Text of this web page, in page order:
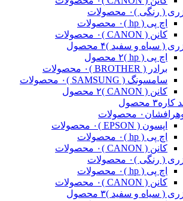
( رنگی )۰ محصولات
اچ پی ( hp )
۰ محصولات
کانن ( CANON )
۰ محصولات
( سیاه و سفید )۴ محصول
اچ پی ( hp )
۲ محصول
برادر ( BROTHER )
۰ محصولات
سامسونگ ( SAMSUNG )
۰ محصولات
کانن ( CANON )
۲ محصول
کاره۳ محصول
۰ محصولات
اپسون ( EPSON )
۰ محصولات
اچ پی ( hp )
۰ محصولات
کانن ( CANON )
۰ محصولات
( رنگی )۰ محصولات
اچ پی ( hp )
۰ محصولات
کانن ( CANON )
۰ محصولات
( سیاه و سفید )۳ محصول